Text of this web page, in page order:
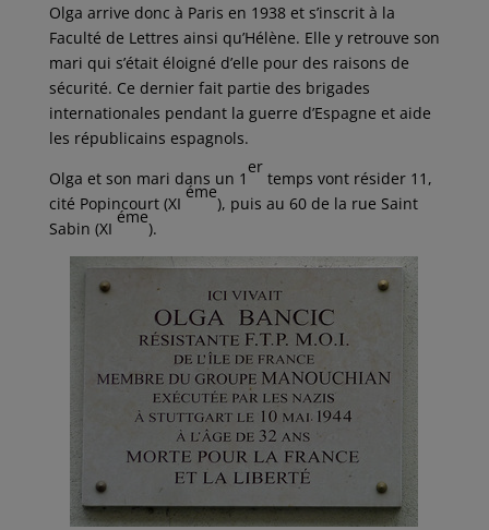
Olga arrive donc à Paris en 1938 et s’inscrit à la
Faculté de Lettres ainsi qu’Hélène. Elle y retrouve son
mari qui s’était éloigné d’elle pour des raisons de
sécurité. Ce dernier fait partie des brigades
internationales pendant la guerre d’Espagne et aide
les républicains espagnols.
Olga et son mari dans un 1
er
temps vont résider 11,
cité Popincourt (XI
éme
), puis au 60 de la rue Saint
Sabin (XI
éme
).